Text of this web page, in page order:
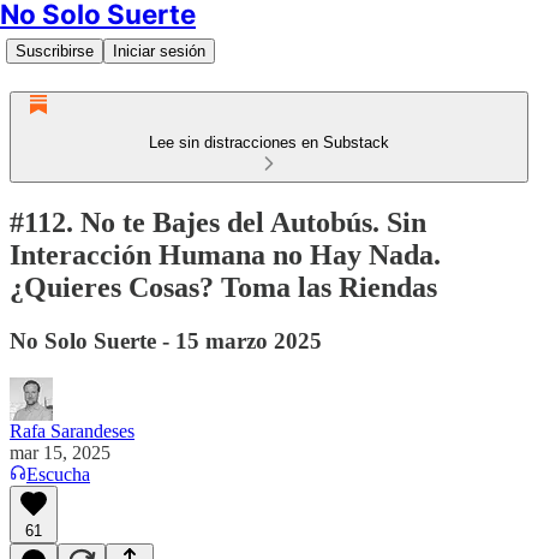
No Solo Suerte
Suscribirse Iniciar sesión
Lee sin distracciones en Substack
#112. No te Bajes del Autobús. Sin
Interacción Humana no Hay Nada.
¿Quieres Cosas? Toma las Riendas
No Solo Suerte - 15 marzo 2025
Rafa Sarandeses
mar 15, 2025
Escucha
61